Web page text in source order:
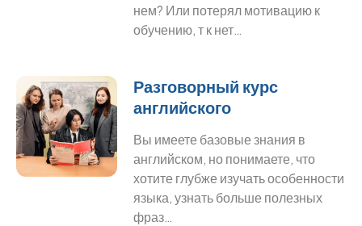
нем? Или потерял мотивацию к
обучению, т к нет…
Разговорный курс
английского
Вы имеете базовые знания в
английском, но понимаете, что
хотите глубже изучать особенности
языка, узнать больше полезных
фраз…